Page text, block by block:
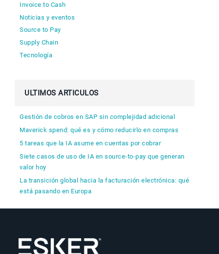
Invoice to Cash
Noticias y eventos
Source to Pay
Supply Chain
Tecnología
ULTIMOS ARTICULOS
Gestión de cobros en SAP sin complejidad adicional
Maverick spend: qué es y cómo reducirlo en compras
5 tareas que la IA asume en cuentas por cobrar
Siete casos de uso de IA en source-to-pay que generan
valor hoy
La transición global hacia la facturación electrónica: qué
está pasando en Europa